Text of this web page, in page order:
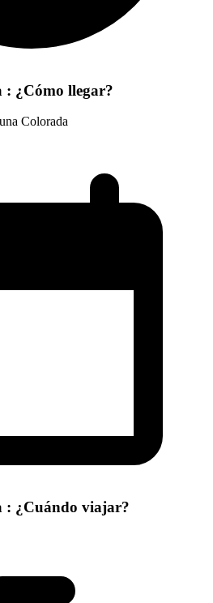
: ¿Cómo llegar?
Colorada
: ¿Cuándo viajar?